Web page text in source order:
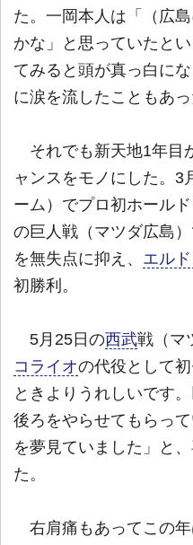
た。一岡本人は「（広
かな」と思っていたと
てみると頭が真っ白に
に涙を流したこともあっ
それでも新天地1年目
ャンスをモノにした。3
ーム）でプロ初ホール
の巨人戦（マツダ広島
を無失点に抑え、 エル
初勝利。
5月25日の西武戦（マ
コライオの代役として
ときよりうれしいです
後ろをやらせてもらっ
を夢見ていました」と
た。
右肩痛もあってこの